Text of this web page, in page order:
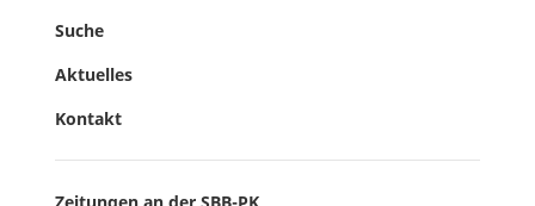
Suche
Aktuelles
Kontakt